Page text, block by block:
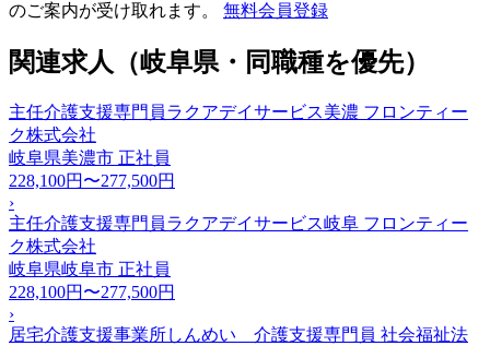
のご案内が受け取れます。 無料会員登録
関連求人（岐阜県・同職種を優先）
主任介護支援専門員ラクアデイサービス美濃 フロンティー
ク株式会社
岐阜県美濃市 正社員
228,100円〜277,500円
›
主任介護支援専門員ラクアデイサービス岐阜 フロンティー
ク株式会社
岐阜県岐阜市 正社員
228,100円〜277,500円
›
居宅介護支援事業所しんめい 介護支援専門員 社会福祉法